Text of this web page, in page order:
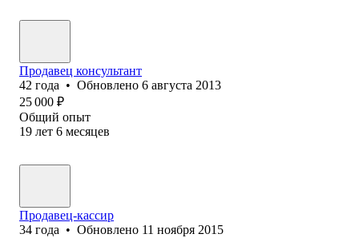
Продавец консультант
42 года • Обновлено 6 августа 2013
25 000 ₽
Общий опыт
19 лет 6 месяцев
Продавец-кассир
34 года • Обновлено 11 ноября 2015